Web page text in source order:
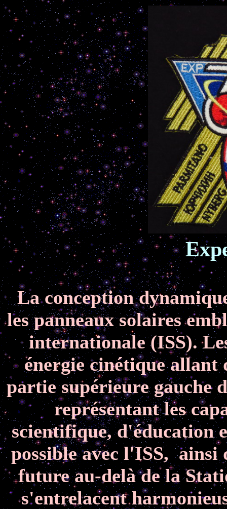
La conception
les panneaux solaires
internationale (ISS).
énergie cinétique allant
partie supérieure gauche
représentant les
scientifique, d'éducation
possible avec l'ISS,
future au-delà de la
s'entrelacent